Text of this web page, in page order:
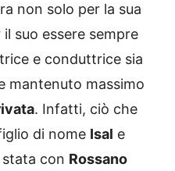
non solo per la sua
suo essere sempre
e conduttrice sia
mantenuto massimo
. Infatti, ciò che
di nome Isal e
con Rossano